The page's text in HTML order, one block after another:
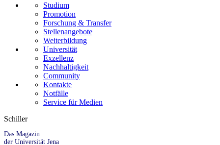
Studium
Promotion
Forschung & Transfer
Stellenangebote
Weiterbildung
Universität
Exzellenz
Nachhaltigkeit
Community
Kontakte
Notfälle
Service für Medien
Schiller
Das Magazin
der Universität Jena